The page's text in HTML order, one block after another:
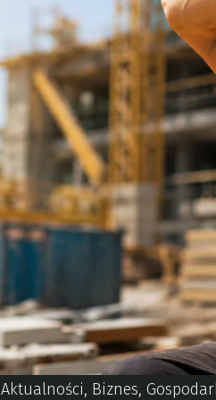
Aktualności, Biznes,